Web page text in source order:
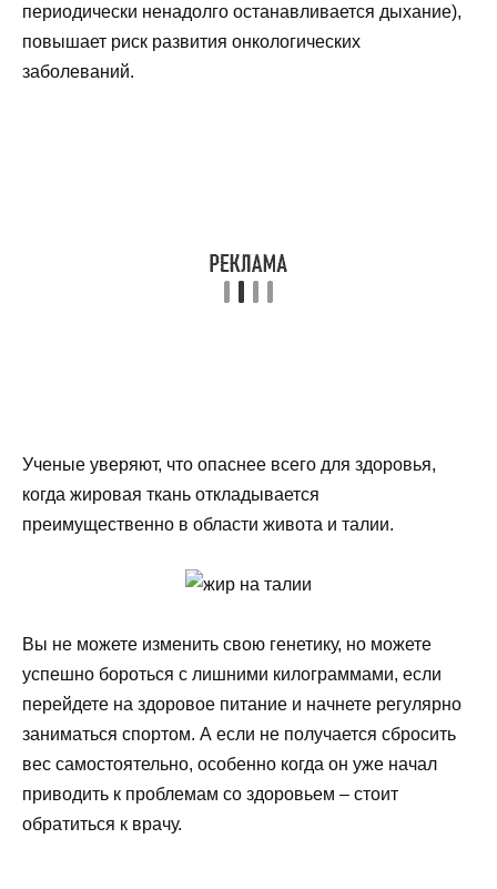
периодически ненадолго останавливается дыхание),
повышает риск развития онкологических
заболеваний.
Ученые уверяют, что опаснее всего для здоровья,
когда жировая ткань откладывается
преимущественно в области живота и талии.
Вы не можете изменить свою генетику, но можете
успешно бороться с лишними килограммами, если
перейдете на здоровое питание и начнете регулярно
заниматься спортом. А если не получается сбросить
вес самостоятельно, особенно когда он уже начал
приводить к проблемам со здоровьем – стоит
обратиться к врачу.